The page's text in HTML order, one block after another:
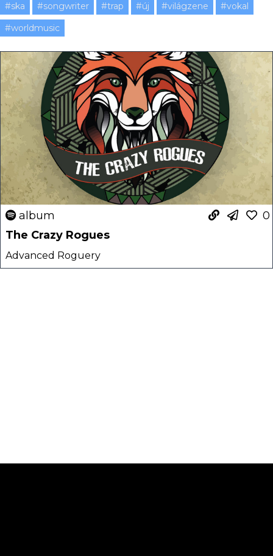
#ska
#songwriter #trap #új #világzene
#vokal
#worldmusic
album
0
The Crazy Rogues
Advanced Roguery